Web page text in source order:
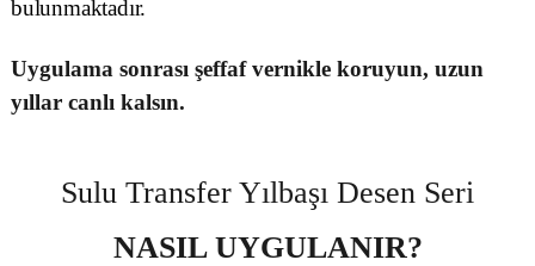
bulunmaktadır.
Uygulama sonrası şeffaf vernikle koruyun, uzun
yıllar canlı kalsın.
Sulu Transfer Yılbaşı Desen Seri
NASIL UYGULANIR?